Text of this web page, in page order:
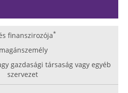
finanszirozója*
gazdasági társaság vagy egyéb
szervezet